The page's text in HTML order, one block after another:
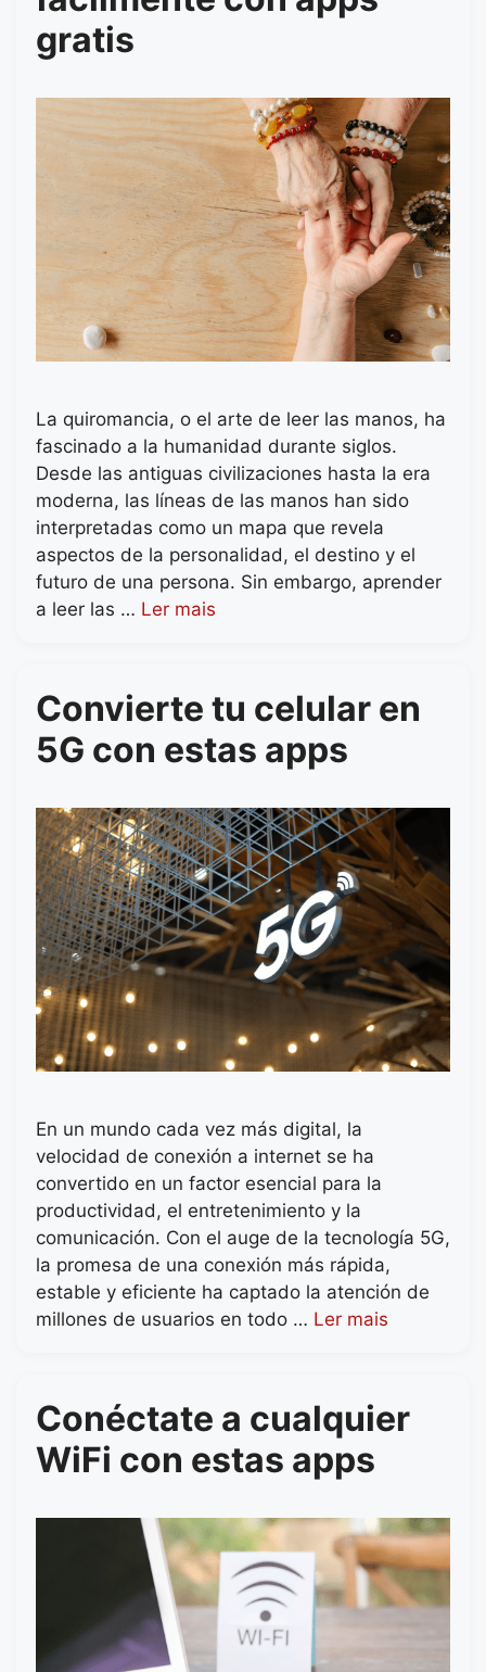
gratis
La quiromancia, o el arte de leer las manos, ha
fascinado a la humanidad durante siglos.
Desde las antiguas civilizaciones hasta la era
moderna, las líneas de las manos han sido
interpretadas como un mapa que revela
aspectos de la personalidad, el destino y el
futuro de una persona. Sin embargo, aprender
a leer las … Ler mais
Convierte tu celular en
5G con estas apps
En un mundo cada vez más digital, la
velocidad de conexión a internet se ha
convertido en un factor esencial para la
productividad, el entretenimiento y la
comunicación. Con el auge de la tecnología 5G,
la promesa de una conexión más rápida,
estable y eficiente ha captado la atención de
millones de usuarios en todo … Ler mais
Conéctate a cualquier
WiFi con estas apps